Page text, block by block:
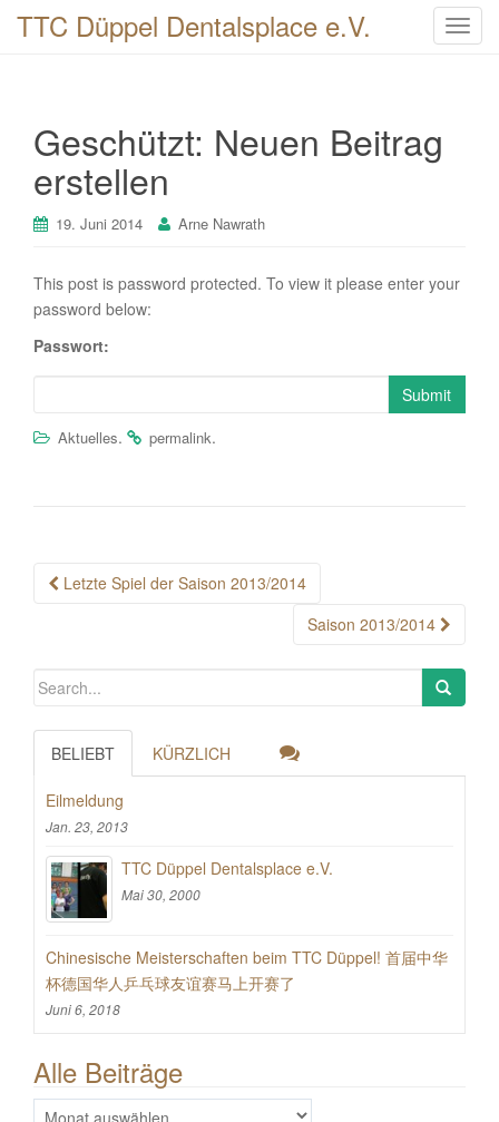
T
g
n
TTC Düppel Dentalsplace e.V.
Geschützt: Neuen Beitrag
erstellen
19. Juni 2014 Arne Nawrath
This post is password protected. To view it please enter your
password below:
Passwort:
Submit
Aktuelles. permalink.
Post
Letzte Spiel der Saison 2013/2014
Saison 2013/2014
BELIEBT KÜRZLICH
Eilmeldung
Jan. 23, 2013
TTC Düppel Dentalsplace e.V.
Mai 30, 2000
Chinesische Meisterschaften beim TTC Düppel! 首届中华
杯德国华人乒乓球友谊赛马上开赛了
Juni 6, 2018
Alle Beiträge
Alle